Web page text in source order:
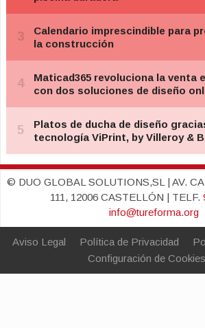
© DUO GLOBAL SOLUTIONS,SL | AV.
111, 12006 CASTELLÓN | TELF.
info@tureforma.org
Aviso Legal Política de Privacidad
Configuración de Cookies